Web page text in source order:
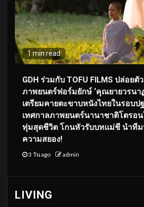
1 min read
GDH ร่วมกับ TOFU FILMS ปล่อยตั
ภาพยนตร์ฟอร์มยักษ์ ‘คุณยายวรนาฏ
เตรียมคายตะขาบหนังไทยในรอบ
เทศกาลภาพยนตร์นานาชาติโตรอน
ทุ่มสุดชีวิต โกนหัวรับบทแม่ชี นำที
ความสยอง!
3 วัน ago admin
LIVING